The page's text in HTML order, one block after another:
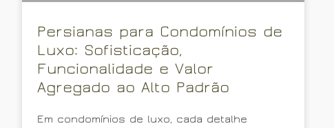
Persianas para Condomínios de
Luxo: Sofisticação,
Funcionalidade e Valor
Agregado ao Alto Padrão
Em condomínios de luxo, cada detalhe